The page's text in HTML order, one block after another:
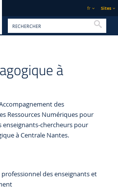
fr Sites
à
des
Ressources Numériques pour
enseignants-chercheurs pour
à Centrale Nantes.
des enseignants et